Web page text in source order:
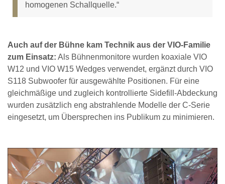
homogenen Schallquelle.“
Auch auf der Bühne kam Technik aus der VIO-Familie
zum Einsatz: Als Bühnenmonitore wurden koaxiale VIO
W12 und VIO W15 Wedges verwendet, ergänzt durch VIO
S118 Subwoofer für ausgewählte Positionen. Für eine
gleichmäßige und zugleich kontrollierte Sidefill-Abdeckung
wurden zusätzlich eng abstrahlende Modelle der C-Serie
eingesetzt, um Übersprechen ins Publikum zu minimieren.